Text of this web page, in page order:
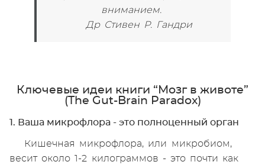
вниманием.
Др Стивен Р. Гандри
Ключевые идеи книги “Мозг в животе”
(The Gut-Brain Paradox)
1. Ваша микрофлора - это полноценный орган
Кишечная микрофлора, или микробиом,
весит около 1-2 килограммов - это почти как